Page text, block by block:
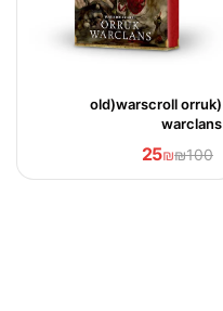
(old)warscroll orruk
warclans
₪100
₪
25